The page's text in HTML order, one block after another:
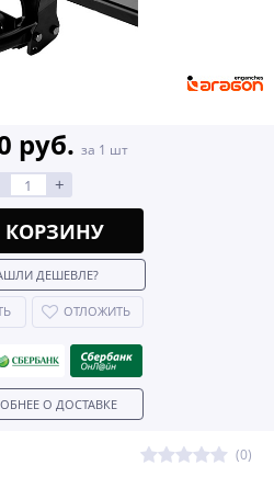
(0)
руб. за 1 шт
+
КОРЗИНУ
ДЕШЕВЛЕ?
ОТЛОЖИТЬ
О ДОСТАВКЕ